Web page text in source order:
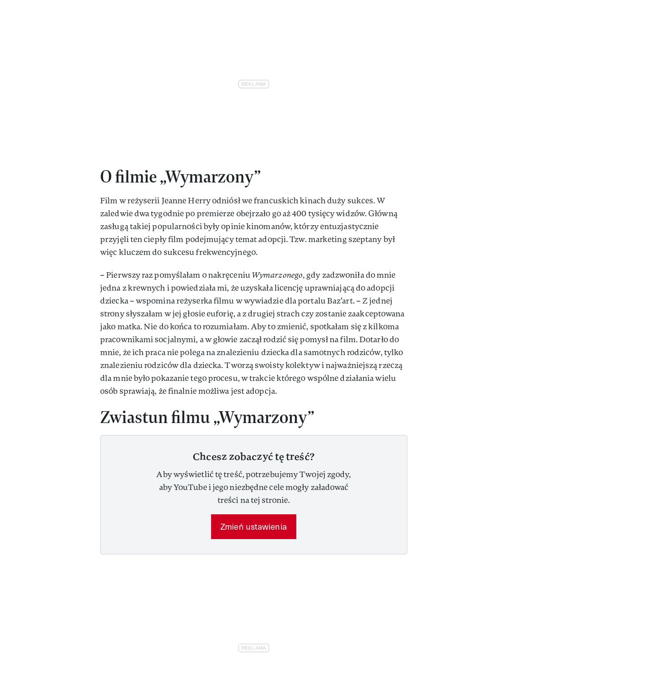
O filmie „Wymarzony”
Film w reżyserii Jeanne Herry odniósł we francuskich kinach duży sukces. W
zaledwie dwa tygodnie po premierze obejrzało go aż 400 tysięcy widzów. Główną
zasługą takiej popularności były opinie kinomanów, którzy entuzjastycznie
przyjęli ten ciepły film podejmujący temat adopcji. Tzw. marketing szeptany był
więc kluczem do sukcesu frekwencyjnego.
– Pierwszy raz pomyślałam o nakręceniuWymarzonego, gdy zadzwoniła do mnie
jedna z krewnych i powiedziała mi, że uzyskała licencję uprawniającą do adopcji
dziecka – wspomina reżyserka filmu w wywiadzie dla portalu Baz’art. – Z jednej
strony słyszałam w jej głosie euforię, a z drugiej strach czy zostanie zaakceptowana
jako matka. Nie do końca to rozumiałam. Aby to zmienić, spotkałam się z kilkoma
pracownikami socjalnymi, a w głowie zaczął rodzić się pomysł na film. Dotarło do
mnie, że ich praca nie polega na znalezieniu dziecka dla samotnych rodziców, tylko
znalezieniu rodziców dla dziecka. Tworzą swoisty kolektyw i najważniejszą rzeczą
dla mnie było pokazanie tego procesu, w trakcie którego wspólne działania wielu
osób sprawiają, że finalnie możliwa jest adopcja.
Zwiastun filmu „Wymarzony”
Chcesz zobaczyć tę treść?
Aby wyświetlić tę treść, potrzebujemy Twojej zgody,
aby YouTube i jego niezbędne cele mogły załadować
treści na tej stronie.
Zmień ustawienia